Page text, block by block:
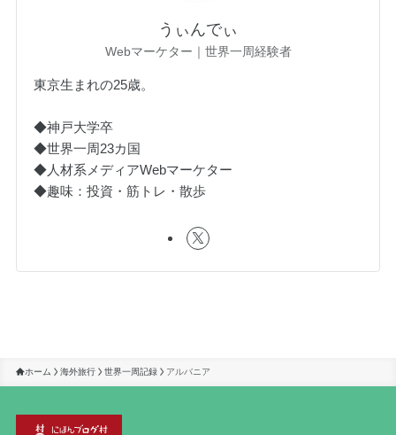
うぃんでぃ
Webマーケター｜世界一周経験者
東京生まれの25歳。
◆神戸大学卒
◆世界一周23カ国
◆人材系メディアWebマーケター
◆趣味：投資・筋トレ・散歩
ホーム 海外旅行 世界一周記録 アルバニア